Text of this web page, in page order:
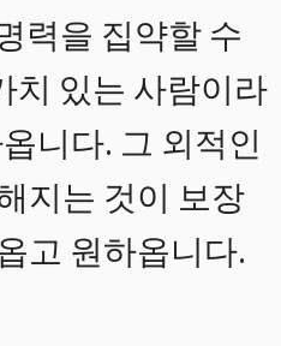
력을 집약할 수
치 있는 사람이라
니다. 그 외적인
지는 것이 보장
고 원하옵니다.